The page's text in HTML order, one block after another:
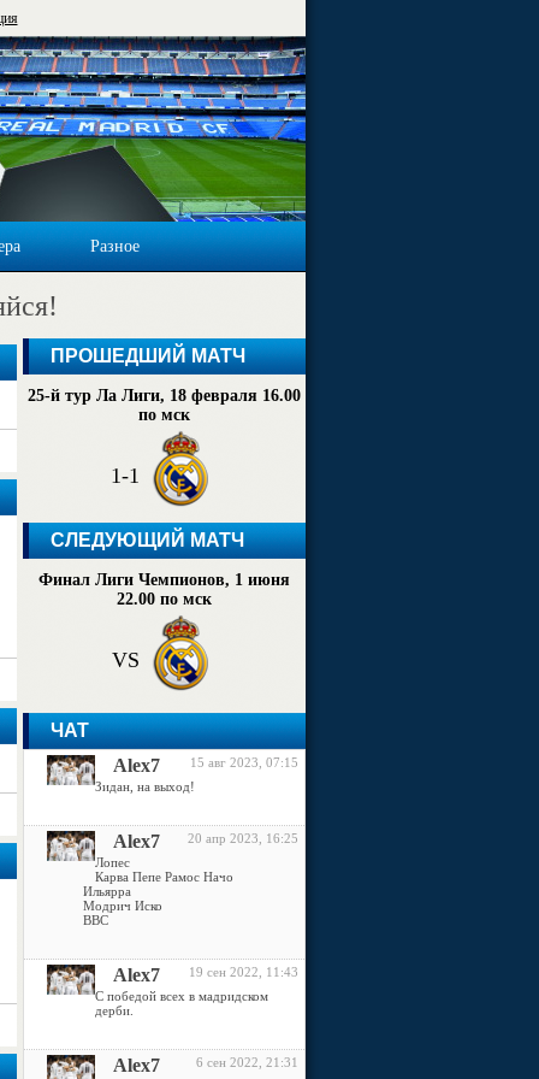
Разное
ПРОШЕДШИЙ МАТЧ
25-й тур Ла Лиги, 18 февраля 16.00
по мск
1-1
СЛЕДУЮЩИЙ МАТЧ
Финал Лиги Чемпионов, 1 июня
22.00 по мск
VS
ЧАТ
Alex7
15 авг 2023, 07:15
Зидан, на выход!
Alex7
20 апр 2023, 16:25
Лопес
Карва Пепе Рамос Начо
Ильярра
Модрич Иско
ВВС
Alex7
19 сен 2022, 11:43
С победой всех в мадридском
дерби.
Alex7
6 сен 2022, 21:31